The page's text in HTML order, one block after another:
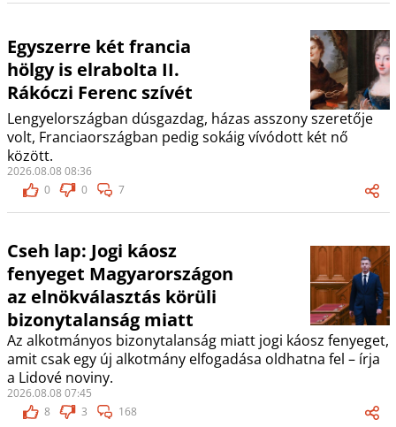
Egyszerre két francia
hölgy is elrabolta II.
Rákóczi Ferenc szívét
Lengyelországban dúsgazdag, házas asszony szeretője
volt, Franciaországban pedig sokáig vívódott két nő
között.
2026.08.08 08:36
0
0 7
Cseh lap: Jogi káosz
fenyeget Magyarországon
az elnökválasztás körüli
bizonytalanság miatt
Az alkotmányos bizonytalanság miatt jogi káosz fenyeget,
amit csak egy új alkotmány elfogadása oldhatna fel – írja
a Lidové noviny.
2026.08.08 07:45
8
3 168